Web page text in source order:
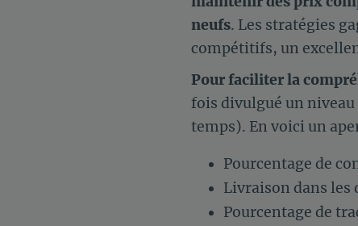
neufs. Les stratégies
compétitifs, un
Pour faciliter la
fois divulgué un
temps). En voici un
Pourcentage de
Livraison dans les
Pourcentage de